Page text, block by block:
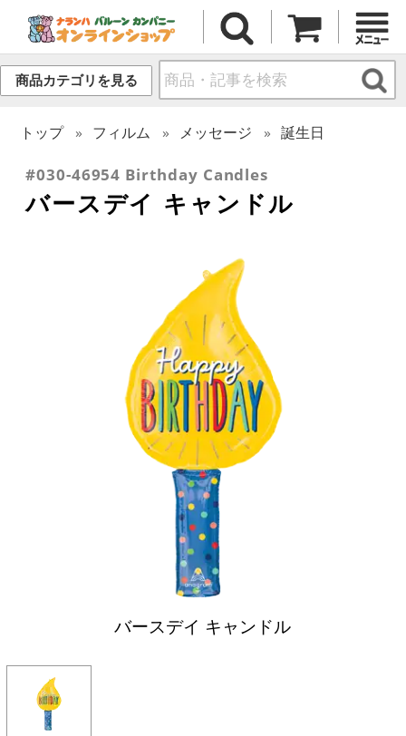
商品カテゴリを見る
トップ フィルム メッセージ 誕生日
#030-46954 Birthday Candles
バースデイ キャンドル
バースデイ キャンドル